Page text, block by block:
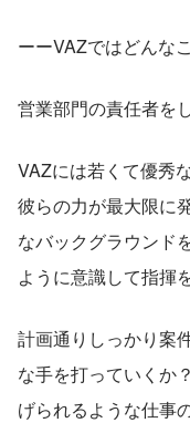
ーーVAZではどんな
営業部門の責任者を
VAZには若くて優秀
彼らの力が最大限に
なバックグラウンド
ように意識して指揮
計画通りしっかり案
な手を打っていくか
げられるような仕事